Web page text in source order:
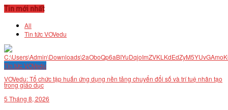
Tin mới nhất
All
Tin tức VOVedu
Tin tức VOVedu
VOVedu: Tổ chức tập huấn ứng dụng nền tảng chuyển đổi số và trí tuệ nhân tạo
trong giáo dục
5 Tháng 8, 2026